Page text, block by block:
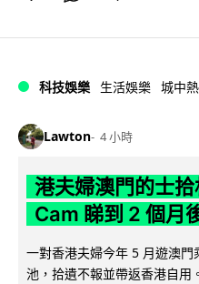
科技娛樂 生活娛樂 城中
Lawton 4 小時
港夫婦澳門的士
Cam 睇到 2 個月
一對香港夫婦今年 5 月遊澳
池，拾遺不報並帶返香港自用